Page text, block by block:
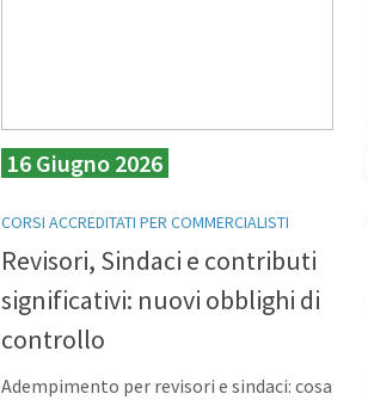
16 Giugno 2026
CORSI ACCREDITATI PER COMMERCIALISTI
Revisori, Sindaci e contributi
significativi: nuovi obblighi di
controllo
Adempimento per revisori e sindaci: cosa